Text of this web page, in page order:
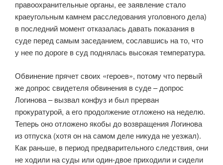
правоохранительные органы, ее заявление стало
краеугольным камнем расследования уголовного дела)
в последний момент отказалась давать показания в
суде перед самым заседанием, сославшись на то, что
у нее по дороге в суд поднялась высокая температура.
Обвинение прячет своих «героев», потому что первый
же допрос свидетеля обвинения в суде – допрос
Логинова – вызвал конфуз и был прерван
прокуратурой, а его продолжение отложено на неделю.
Теперь оно отложено якобы до возвращения Логинова
из отпуска (хотя он на самом деле никуда не уезжал).
Как раньше, в период предварительного следствия, они
не ходили на суды или один-двое приходили и сидели